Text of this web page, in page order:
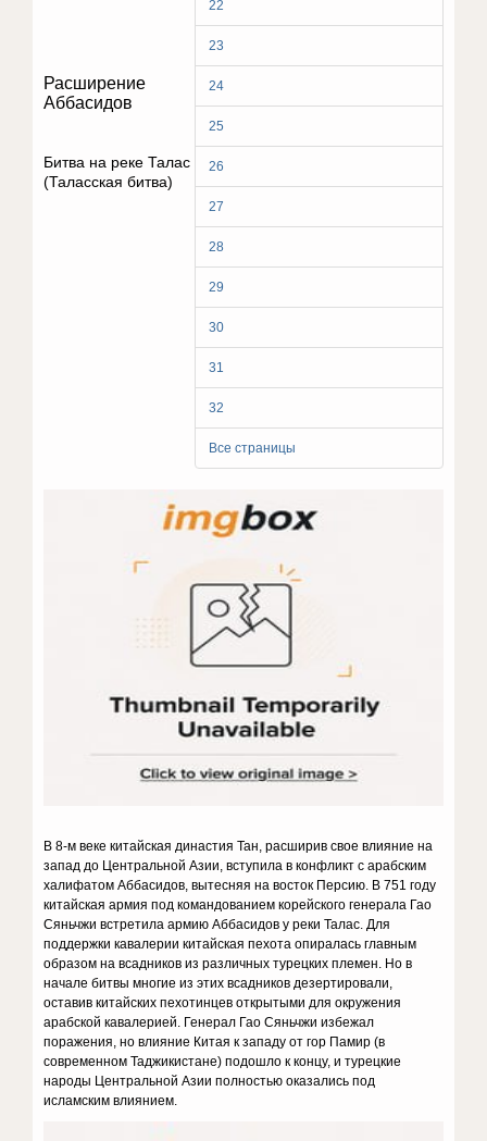
22
23
24
25
26
27
28
29
30
31
32
Все страницы
Расширение
Аббасидов
Битва на реке Талас
(Таласская битва)
В 8-м веке китайская династия Тан, расширив свое влияние на
запад до Центральной Азии, вступила в конфликт с арабским
халифатом Аббасидов, вытесняя на восток Персию. В 751 году
китайская армия под командованием корейского генерала Гао
Сяньчжи встретила армию Аббасидов у реки Талас. Для
поддержки кавалерии китайская пехота опиралась главным
образом на всадников из различных турецких племен. Но в
начале битвы многие из этих всадников дезертировали,
оставив китайских пехотинцев открытыми для окружения
арабской кавалерией. Генерал Гао Сяньчжи избежал
поражения, но влияние Китая к западу от гор Памир (в
современном Таджикистане) подошло к концу, и турецкие
народы Центральной Азии полностью оказались под
исламским влиянием.